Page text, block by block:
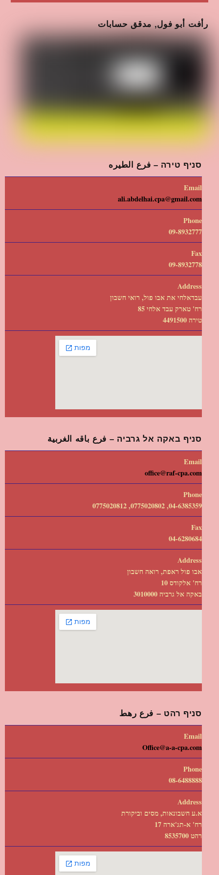
رأفت أبو فول, مدقق حسابات
סניף טירה – فرع الطيره
Email
ali.abdelhai.cpa@gmail.com
Phone
09-8932777
Fax
09-8932778
Address
עבדאלחי את אבו פול, רואי חשבון
רח' טארק עבד אלחי 85
טירה 4491500
סניף באקה אל גרביה – فرع باقه الغربية
Email
office@raf-cpa.com
Phone
04-6385359, 0775020802, 0775020812
Fax
04-6280684
Address
אבו פול ראפת, רואה חשבון
רח' אלקודס 10
באקה אל גרביה 3010000
סניף רהט – فرع رهط
Email
Office@a-a-cpa.com
Phone
08-6488888
Address
א.ע חשבונאות, מסים וביקורת
רח' א-תג'ארה 17
רהט 8535700